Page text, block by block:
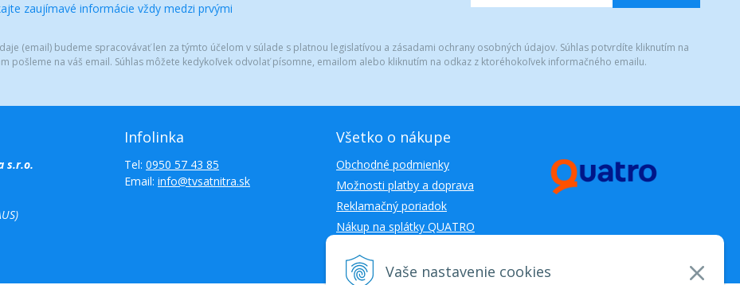
Vaše nastavenie cookies
zaujímavé informácie vždy medzi prvými
(email) budeme spracovávať len za týmto účelom v súlade s platnou legislatívou a zásadami ochrany osobných údajov. Súhlas potvrdíte kliknutím na
pošleme na váš email. Súhlas môžete kedykoľvek odvolať písomne, emailom alebo kliknutím na odkaz z ktoréhokoľvek informačného emailu.
s.r.o.
Infolinka
Tel: 0950 57 43 85
Email: info@tvsatnitra.sk
Všetko o nákupe
Obchodné podmienky
Možnosti platby a doprava
Reklamačný poriadok
Nákup na splátky QUATRO